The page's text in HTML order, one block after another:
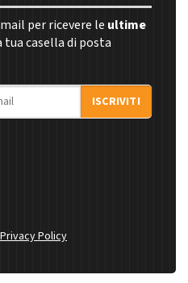
per ricevere le ultime
casella di posta
ISCRIVITI
Privacy Policy